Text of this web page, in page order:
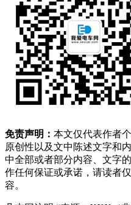
免责声明： 本文仅代表作者
原创性以及文中陈述文字和
中全部或者部分内容、文字
作任何保证或承诺，请读者
容。